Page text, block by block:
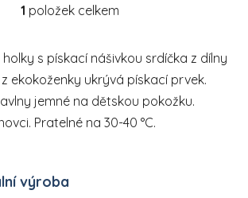
Ovládací prvky výpisu
1 položek celkem
s pískací nášivkou srdíčka z dílny
z ekokoženky ukrývá pískací prvek.
jemné na dětskou pokožku.
Pratelné na 30-40 °C.
výroba